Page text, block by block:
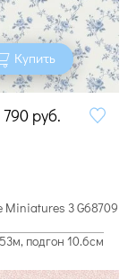
Купить
790 руб.
Miniatures 3 G68709
подгон 10.6см